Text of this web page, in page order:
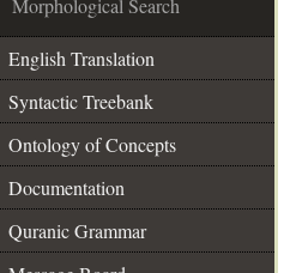
Morphological Search
English Translation
Syntactic Treebank
Ontology of Concepts
Documentation
Quranic Grammar